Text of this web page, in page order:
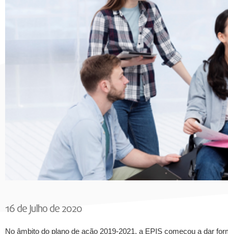
16 de Julho de 2020
No âmbito do plano de ação 2019-2021, a EPIS começou a dar